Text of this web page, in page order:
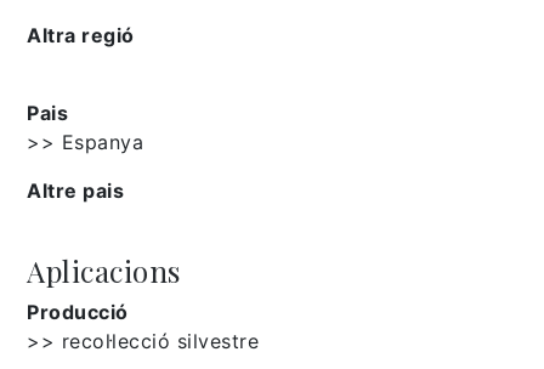
Altra regió
Pais
>> Espanya
Altre pais
Aplicacions
Producció
>> recol·lecció silvestre